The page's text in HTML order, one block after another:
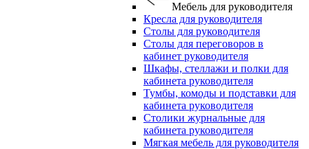
Мебель для руководителя
Кресла для руководителя
Столы для руководителя
Столы для переговоров в
кабинет руководителя
Шкафы, стеллажи и полки для
кабинета руководителя
Тумбы, комоды и подставки для
кабинета руководителя
Столики журнальные для
кабинета руководителя
Мягкая мебель для руководителя